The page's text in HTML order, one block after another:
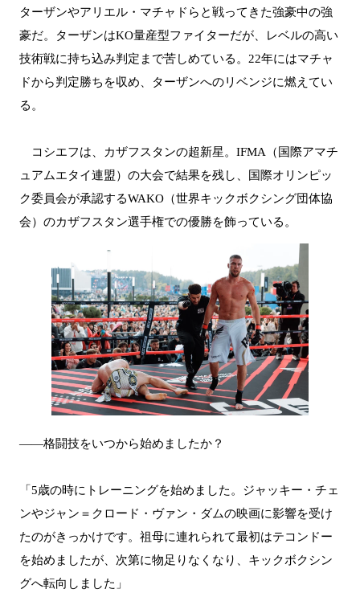
ターザンやアリエル・マチャドらと戦ってきた強豪中の強
豪だ。ターザンはKO量産型ファイターだが、レベルの高い
技術戦に持ち込み判定まで苦しめている。22年にはマチャ
ドから判定勝ちを収め、ターザンへのリベンジに燃えてい
る。
コシエフは、カザフスタンの超新星。IFMA（国際アマチ
ュアムエタイ連盟）の大会で結果を残し、国際オリンピッ
ク委員会が承認するWAKO（世界キックボクシング団体協
会）のカザフスタン選手権での優勝を飾っている。
――格闘技をいつから始めましたか？
「5歳の時にトレーニングを始めました。ジャッキー・チェ
ンやジャン＝クロード・ヴァン・ダムの映画に影響を受け
たのがきっかけです。祖母に連れられて最初はテコンドー
を始めましたが、次第に物足りなくなり、キックボクシン
グへ転向しました」